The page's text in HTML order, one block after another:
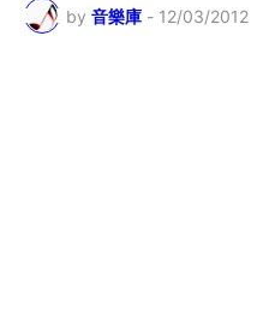
by 音樂庫 - 12/03/2012